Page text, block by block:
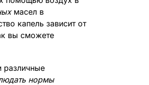
масел в
капель зависит от
вы сможете
различные
нормы